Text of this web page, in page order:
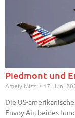
Piedmont und
Amely Mizzi 17. Juni
Die US-
Envoy Air, beides